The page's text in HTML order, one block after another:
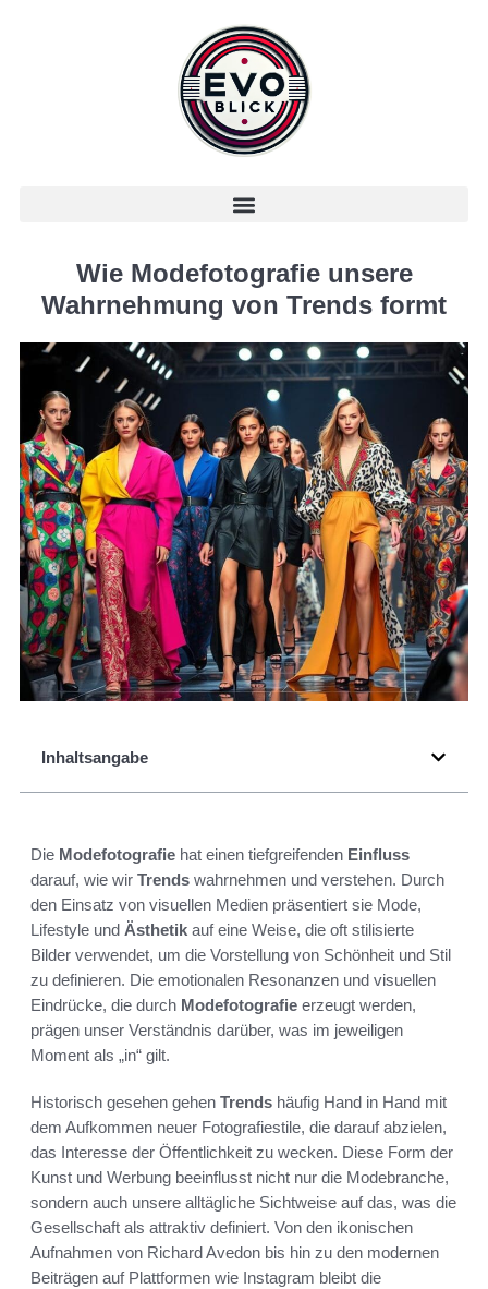
Wie Modefotografie unsere
Wahrnehmung von Trends formt
Inhaltsangabe
Die Modefotografie hat einen tiefgreifenden Einfluss
darauf, wie wir Trends wahrnehmen und verstehen. Durch
den Einsatz von visuellen Medien präsentiert sie Mode,
Lifestyle und Ästhetik auf eine Weise, die oft stilisierte
Bilder verwendet, um die Vorstellung von Schönheit und Stil
zu definieren. Die emotionalen Resonanzen und visuellen
Eindrücke, die durch Modefotografie erzeugt werden,
prägen unser Verständnis darüber, was im jeweiligen
Moment als „in“ gilt.
Historisch gesehen gehen Trends häufig Hand in Hand mit
dem Aufkommen neuer Fotografiestile, die darauf abzielen,
das Interesse der Öffentlichkeit zu wecken. Diese Form der
Kunst und Werbung beeinflusst nicht nur die Modebranche,
sondern auch unsere alltägliche Sichtweise auf das, was die
Gesellschaft als attraktiv definiert. Von den ikonischen
Aufnahmen von Richard Avedon bis hin zu den modernen
Beiträgen auf Plattformen wie Instagram bleibt die